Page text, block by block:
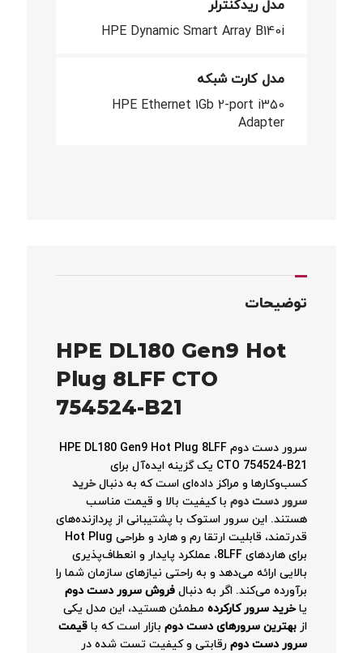
مدل ریدکنترلر
HPE Dynamic Smart Array B140i
مدل کارت شبکه
HPE Ethernet 1Gb 2-port i350
Adapter
توضیحات
HPE DL180 Gen9 Hot
Plug 8LFF CTO
754524-B21
سرور دست دوم HPE DL180 Gen9 Hot Plug 8LFF
CTO 754524-B21 یک گزینه ایده‌آل برای
کسب‌وکارها و مراکز داده‌ای است که به دنبالخرید
سرور دست دوم با کیفیت بالا و قیمت مناسب
هستند. این سرور استوک با پشتیبانی از پردازنده‌های
قدرتمند، قابلیت ارتقا رم و هارد و طراحی Hot Plug
برای هاردهای 8LFF، عملکرد پایدار و انعطاف‌پذیری
بالایی ارائه می‌دهد و به راحتی نیازهای سازمان شما را
برآورده می‌کند. اگر به دنبال فروش سرور دست دوم
یاخرید سرور کارکرده مطمئن هستید، این مدل یکی
از بهترین سرورهای دست دوم بازار است که با قیمت
سرور دست دوم رقابتی و کیفیت تست شده در